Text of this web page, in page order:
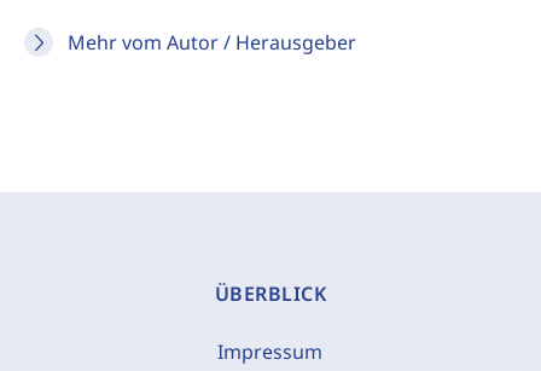
Mehr vom Autor / Herausgeber
ÜBERBLICK
Impressum